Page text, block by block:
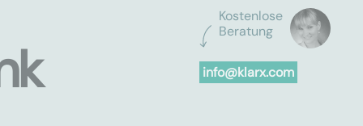
Kostenlose
Beratung
info@klarx.com